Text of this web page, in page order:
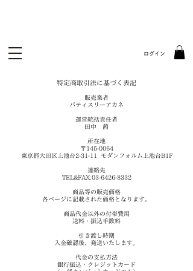
ログイン
特定商取引法に基づく表記
販売業者
パティスリーアカネ
運営統括責任者
田中 茜
所在地
〒145-0064
東京都大田区上池台2-31-11 モダンフォルム上池台B1F
連絡先
TEL&FAX:03-6426-8332
商品等の販売価格
各ページに記載された価格となります。
商品代金以外の付帯費用
送料・振込手数料
引き渡し時期
入金確認後、発送いたします。
代金の支払方法
銀行振込・クレジットカード